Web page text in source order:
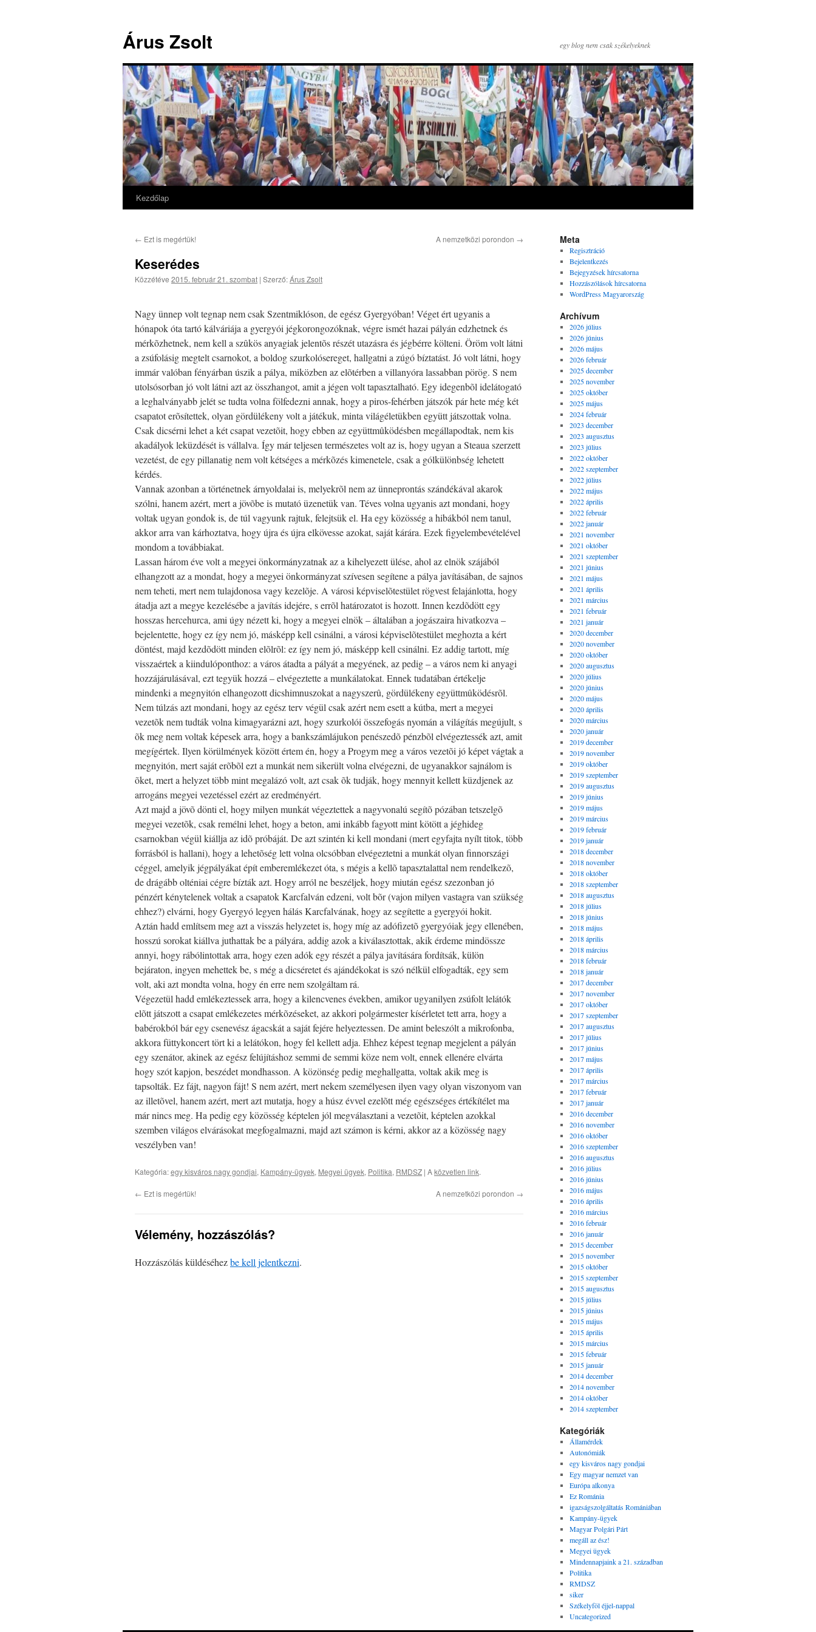
Árus Zsolt egy blog nem csak székelyeknek
Kilépés
tartalomba
Kezdőlap
← Ezt is megértük! A nemzetközi porondon →
Keserédes
Közzétéve 2015. február 21. szombat | Szerző:Árus Zsolt
Nagy ünnep volt tegnap nem csak Szentmiklóson, de egész Gyergyóban! Véget ért ugyanis a
hónapok óta tartó kálváriája a gyergyói jégkorongozóknak, végre ismét hazai pályán edzhetnek és
mérkõzhetnek, nem kell a szûkös anyagiak jelentõs részét utazásra és jégbérre költeni. Öröm volt látni
a zsúfolásig megtelt csarnokot, a boldog szurkolósereget, hallgatni a zúgó bíztatást. Jó volt látni, hogy
immár valóban fényárban úszik a pálya, miközben az elõtérben a villanyóra lassabban pörög. S nem
utolsósorban jó volt látni azt az összhangot, amit a jégen volt tapasztalható. Egy idegenbõl idelátogató
a leghalványabb jelét se tudta volna fölfedezni annak, hogy a piros-fehérben játszók pár hete még két
csapatot erõsítettek, olyan gördülékeny volt a játékuk, minta világéletükben együtt játszottak volna.
Csak dicsérni lehet a két csapat vezetõit, hogy ebben az együttmûködésben megállapodtak, nem kis
akadályok leküzdését is vállalva. Így már teljesen természetes volt az is, hogy ugyan a Steaua szerzett
vezetést, de egy pillanatig nem volt kétséges a mérkõzés kimenetele, csak a gólkülönbség lehetett
kérdés.
Vannak azonban a történetnek árnyoldalai is, melyekrõl nem az ünneprontás szándékával akarok
szólni, hanem azért, mert a jövõbe is mutató üzenetük van. Téves volna ugyanis azt mondani, hogy
voltak ugyan gondok is, de túl vagyunk rajtuk, felejtsük el. Ha egy közösség a hibákból nem tanul,
akkor arra van kárhoztatva, hogy újra és újra elkövesse azokat, saját kárára. Ezek figyelembevételével
mondom a továbbiakat.
Lassan három éve volt a megyei önkormányzatnak az a kihelyezett ülése, ahol az elnök szájából
elhangzott az a mondat, hogy a megyei önkormányzat szívesen segítene a pálya javításában, de sajnos
nem teheti, mert nem tulajdonosa vagy kezelõje. A városi képviselõtestület rögvest felajánlotta, hogy
átadja azt a megye kezelésébe a javítás idejére, s errõl határozatot is hozott. Innen kezdõdött egy
hosszas hercehurca, ami úgy nézett ki, hogy a megyei elnök – általában a jogászaira hivatkozva –
bejelentette, hogy ez így nem jó, másképp kell csinálni, a városi képviselõtestület meghozta a kért
döntést, majd kezdõdött minden elõlrõl: ez így nem jó, másképp kell csinálni. Ez addig tartott, míg
visszaértek a kiindulóponthoz: a város átadta a pályát a megyének, az pedig – a város nem ki anyagi
hozzájárulásával, ezt tegyük hozzá – elvégeztette a munkálatokat. Ennek tudatában értékelje
mindenki a megnyitón elhangozott dicshimnuszokat a nagyszerû, gördülékeny együttmûködésrõl.
Nem túlzás azt mondani, hogy az egész terv végül csak azért nem esett a kútba, mert a megyei
vezetõk nem tudták volna kimagyarázni azt, hogy szurkolói összefogás nyomán a világítás megújult, s
õk meg nem voltak képesek arra, hogy a bankszámlájukon penészedõ pénzbõl elvégeztessék azt, amit
megígértek. Ilyen körülmények között értem én, hogy a Progym meg a város vezetõi jó képet vágtak a
megnyitón, mert saját erõbõl ezt a munkát nem sikerült volna elvégezni, de ugyanakkor sajnálom is
õket, mert a helyzet több mint megalázó volt, azt csak õk tudják, hogy mennyit kellett küzdjenek az
arrogáns megyei vezetéssel ezért az eredményért.
Azt majd a jövõ dönti el, hogy milyen munkát végeztettek a nagyvonalú segítõ pózában tetszelgõ
megyei vezetõk, csak remélni lehet, hogy a beton, ami inkább fagyott mint kötött a jéghideg
csarnokban végül kiállja az idõ próbáját. De azt szintén ki kell mondani (mert egyfajta nyílt titok, több
forrásból is hallani), hogy a lehetõség lett volna olcsóbban elvégeztetni a munkát olyan finnországi
céggel, amelyik jégpályákat épít emberemlékezet óta, s mégis a kellõ tapasztalattal nem rendelkezõ,
de drágább olténiai cégre bízták azt. Hogy arról ne beszéljek, hogy miután egész szezonban jó
pénzért kénytelenek voltak a csapatok Karcfalván edzeni, volt bõr (vajon milyen vastagra van szükség
ehhez?) elvárni, hogy Gyergyó legyen hálás Karcfalvának, hogy az segítette a gyergyói hokit.
Aztán hadd említsem meg azt a visszás helyzetet is, hogy míg az adófizetõ gyergyóiak jegy ellenében,
hosszú sorokat kiállva juthattak be a pályára, addig azok a kiválasztottak, akik érdeme mindössze
annyi, hogy rábólintottak arra, hogy ezen adók egy részét a pálya javítására fordítsák, külön
bejáraton, ingyen mehettek be, s még a dicséretet és ajándékokat is szó nélkül elfogadták, egy sem
volt, aki azt mondta volna, hogy én erre nem szolgáltam rá.
Végezetül hadd emlékeztessek arra, hogy a kilencvenes években, amikor ugyanilyen zsúfolt lelátók
elõtt játszott a csapat emlékezetes mérkõzéseket, az akkori polgármester kísérletet tett arra, hogy a
babérokból bár egy csenevész ágacskát a saját fejére helyeztessen. De amint beleszólt a mikrofonba,
akkora füttykoncert tört ki a lelátókon, hogy fel kellett adja. Ehhez képest tegnap megjelent a pályán
egy szenátor, akinek az egész felújításhoz semmi de semmi köze nem volt, ennek ellenére elvárta
hogy szót kapjon, beszédet mondhasson. A közönség pedig meghallgatta, voltak akik meg is
tapsolták. Ez fájt, nagyon fájt! S nem azért, mert nekem személyesen ilyen vagy olyan viszonyom van
az illetõvel, hanem azért, mert azt mutatja, hogy a húsz évvel ezelõtt még egészséges értékítélet ma
már nincs meg. Ha pedig egy közösség képtelen jól megválasztani a vezetõit, képtelen azokkal
szemben világos elvárásokat megfogalmazni, majd azt számon is kérni, akkor az a közösség nagy
veszélyben van!
Kategória:egy kisváros nagy gondjai, Kampány-ügyek, Megyei ügyek, Politika, RMDSZ | Aközvetlen link.
← Ezt is megértük! A nemzetközi porondon →
Vélemény, hozzászólás?
Hozzászólás küldéséhezbe kell jelentkezni.
Meta
Regisztráció
Bejelentkezés
Bejegyzések hírcsatorna
Hozzászólások hírcsatorna
WordPress Magyarország
Archívum
2026 július
2026 június
2026 május
2026 február
2025 december
2025 november
2025 október
2025 május
2024 február
2023 december
2023 augusztus
2023 július
2022 október
2022 szeptember
2022 július
2022 május
2022 április
2022 február
2022 január
2021 november
2021 október
2021 szeptember
2021 június
2021 május
2021 április
2021 március
2021 február
2021 január
2020 december
2020 november
2020 október
2020 augusztus
2020 július
2020 június
2020 május
2020 április
2020 március
2020 január
2019 december
2019 november
2019 október
2019 szeptember
2019 augusztus
2019 június
2019 május
2019 március
2019 február
2019 január
2018 december
2018 november
2018 október
2018 szeptember
2018 augusztus
2018 július
2018 június
2018 május
2018 április
2018 március
2018 február
2018 január
2017 december
2017 november
2017 október
2017 szeptember
2017 augusztus
2017 július
2017 június
2017 május
2017 április
2017 március
2017 február
2017 január
2016 december
2016 november
2016 október
2016 szeptember
2016 augusztus
2016 július
2016 június
2016 május
2016 április
2016 március
2016 február
2016 január
2015 december
2015 november
2015 október
2015 szeptember
2015 augusztus
2015 július
2015 június
2015 május
2015 április
2015 március
2015 február
2015 január
2014 december
2014 november
2014 október
2014 szeptember
Kategóriák
Államérdek
Autonómiák
egy kisváros nagy gondjai
Egy magyar nemzet van
Európa alkonya
Ez Románia
igazságszolgáltatás Romániában
Kampány-ügyek
Magyar Polgári Párt
megáll az ész!
Megyei ügyek
Mindennapjaink a 21. században
Politika
RMDSZ
siker
Székelyföl éjjel-nappal
Uncategorized